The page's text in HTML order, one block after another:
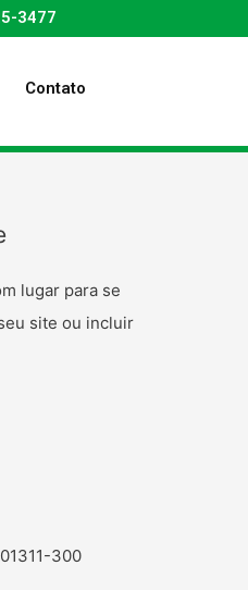
3477
Contato
lugar para se
site ou incluir
300